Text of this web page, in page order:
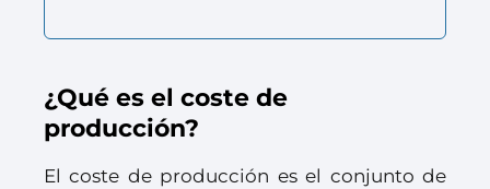
¿Qué es el coste de
producción?
El coste de producción es el conjunto de